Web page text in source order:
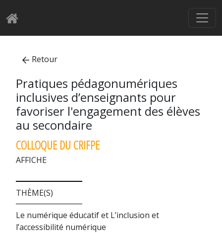
Retour
Pratiques pédagonumériques
inclusives d’enseignants pour
favoriser l'engagement des élèves
au secondaire
COLLOQUE DU CRIFPE
AFFICHE
THÈME(S)
Le numérique éducatif et L’inclusion et
l’accessibilité numérique